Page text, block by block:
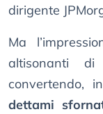
dirigente
Ma
altisonanti
convertendo,
dettami